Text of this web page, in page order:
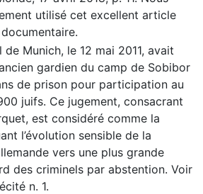
utilisé cet excellent article
de Munich, le 12 mai 2011, avait
gardien du camp de Sobibor
de prison pour participation au
juifs. Ce jugement, consacrant
comme la
l’évolution sensible de la
vers une plus grande
des criminels par abstention. Voir
n. 1.